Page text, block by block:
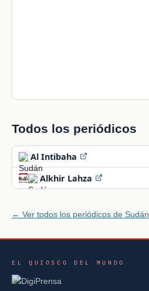
Todos los periódicos
Al Intibaha
Alkhir Lahza
← Ver todos los periódicos de Sudán
EL QUIOSCO DEL MUNDO